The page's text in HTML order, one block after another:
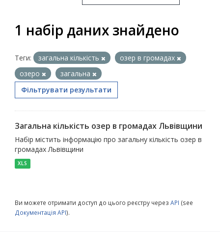
1 набір даних знайдено
Теги: загальна кількість
озер в громадах
озеро
загальна
Фільтрувати результати
Загальна кількість озер в громадах Львівщини
Набір містить інформацію про загальну кількість озер в
громадах Львівщини
XLS
Ви можете отримати доступ до цього реєстру через API (see
Документація API).